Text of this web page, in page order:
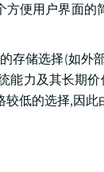
便用户界面的
存储选择(如外
能力及其长期
低的选择,因